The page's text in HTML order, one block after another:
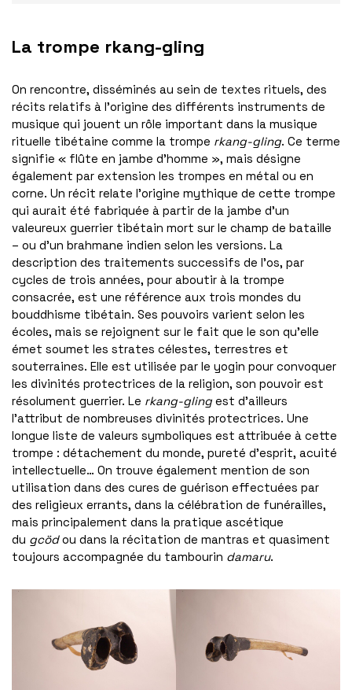
La trompe rkang-gling
On rencontre, disséminés au sein de textes rituels, des
récits relatifs à l’origine des différents instruments de
musique qui jouent un rôle important dans la musique
rituelle tibétaine comme la trompe rkang-gling. Ce terme
signifie « flûte en jambe d’homme », mais désigne
également par extension les trompes en métal ou en
corne. Un récit relate l’origine mythique de cette trompe
qui aurait été fabriquée à partir de la jambe d’un
valeureux guerrier tibétain mort sur le champ de bataille
– ou d’un brahmane indien selon les versions. La
description des traitements successifs de l’os, par
cycles de trois années, pour aboutir à la trompe
consacrée, est une référence aux trois mondes du
bouddhisme tibétain. Ses pouvoirs varient selon les
écoles, mais se rejoignent sur le fait que le son qu’elle
émet soumet les strates célestes, terrestres et
souterraines. Elle est utilisée par le yogin pour convoquer
les divinités protectrices de la religion, son pouvoir est
résolument guerrier. Le rkang-gling est d’ailleurs
l’attribut de nombreuses divinités protectrices. Une
longue liste de valeurs symboliques est attribuée à cette
trompe : détachement du monde, pureté d’esprit, acuité
intellectuelle… On trouve également mention de son
utilisation dans des cures de guérison effectuées par
des religieux errants, dans la célébration de funérailles,
mais principalement dans la pratique ascétique
du gcödou dans la récitation de mantras et quasiment
toujours accompagnée du tambourin damaru.